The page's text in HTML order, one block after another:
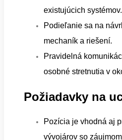
existujúcich systémov.
Podieľanie sa na
mechaník a riešení.
Pravidelná
osobné stretnutia v
Požiadavky na
Pozícia je vhodná aj
vývojárov so